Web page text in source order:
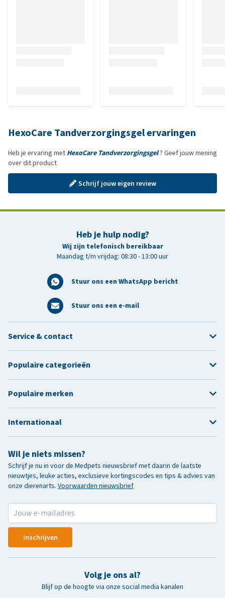
HexoCare Tandverzorgingsgel ervaringen
Heb je ervaring met HexoCare Tandverzorgingsgel? Geef jouw mening
over dit product
Schrijf jouw eigen review
Heb je hulp nodig?
Wij zijn telefonisch bereikbaar
Maandag t/m vrijdag: 08:30 - 13:00 uur
Stuur ons een WhatsApp bericht
Stuur ons een e-mail
Wil je niets missen?
Schrijf je nu in voor de Medpets nieuwsbrief met daarin de laatste
nieuwtjes, leuke acties, exclusieve kortingscodes en tips & advies van
onze dierenarts. Voorwaarden nieuwsbrief
Inschrijven
Volg je ons al?
Blijf op de hoogte via onze social media kanalen
Service & contact
Populaire categorieën
Populaire merken
Internationaal